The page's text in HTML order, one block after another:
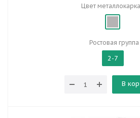
Цвет
Ростовая группа
2-7
В